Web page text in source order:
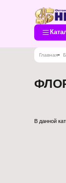
Главная
В данной